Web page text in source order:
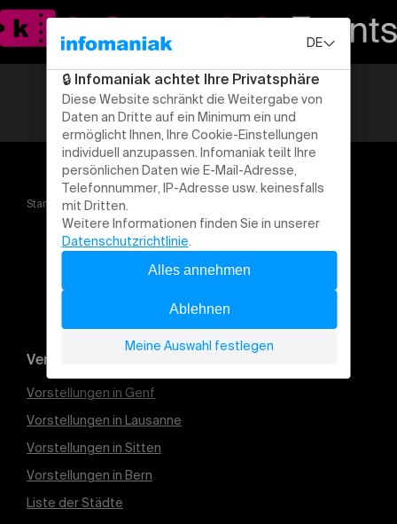
Startseite BRUNO PEKI : Nonante neuf
Veranstaltung suchen
Vorstellungen in Genf
Vorstellungen in Lausanne
Vorstellungen in Sitten
Vorstellungen in Bern
Liste der Städte